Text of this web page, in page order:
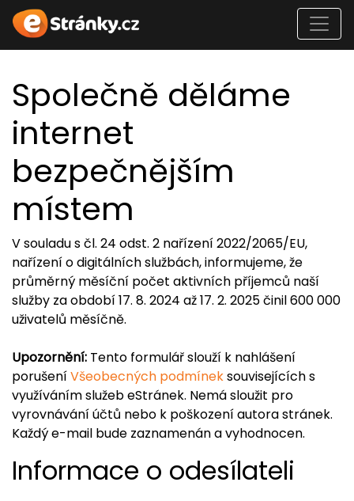
Společně děláme
internet
bezpečnějším
místem
V souladu s čl. 24 odst. 2 nařízení 2022/2065/EU,
nařízení o digitálních službách, informujeme, že
průměrný měsíční počet aktivních příjemců naší
služby za období 17. 8. 2024 až 17. 2. 2025 činil 600 000
uživatelů měsíčně.
Upozornění: Tento formulář slouží k nahlášení
porušeníVšeobecných podmíneksouvisejících s
využíváním služeb eStránek. Nemá sloužit pro
vyrovnávání účtů nebo k poškození autora stránek.
Každý e-mail bude zaznamenán a vyhodnocen.
Informace o odesílateli